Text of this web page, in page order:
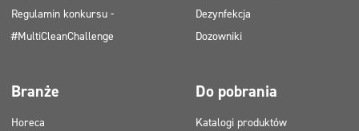
Regulamin konkursu -
#MultiCleanChallenge
Dezynfekcja
Dozowniki
Branże
Horeca
Do pobrania
Katalogi produktów